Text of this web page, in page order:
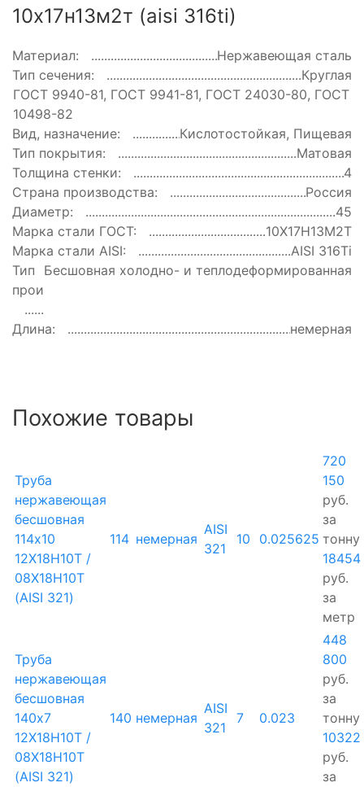
10х17н13м2т (aisi 316ti)
Материал:
Нержавеющая сталь
Тип сечения:
Круглая
ГОСТ:
ГОСТ 9940-81, ГОСТ 9941-81, ГОСТ 24030-80, ГОСТ
10498-82
Вид, назначение:
Кислотостойкая, Пищевая
Тип покрытия:
Матовая
Толщина стенки:
4
Страна производства:
Россия
Диаметр:
45
Марка стали ГОСТ:
10Х17Н13М2Т
Марка стали AISI:
AISI 316Ti
Тип
производства:
Бесшовная холодно- и теплодеформированная
Длина: немерная
Похожие товары
Труба
нержавеющая
бесшовная
114х10
12Х18Н10Т /
08Х18Н10Т
(AISI 321)
114 немерная
AISI
321
10 0.025625
720
150
руб.
за
тонну
18454
руб.
за
метр
Труба
нержавеющая
бесшовная
140х7
12Х18Н10Т /
08Х18Н10Т
(AISI 321)
140 немерная
AISI
321
7 0.023
448
800
руб.
за
тонну
10322
руб.
за